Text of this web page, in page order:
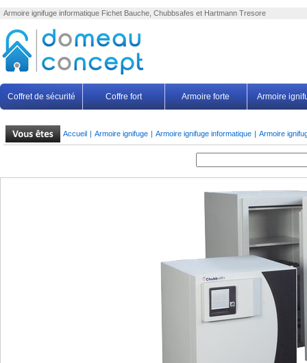
Armoire ignifuge informatique Fichet Bauche, Chubbsafes et Hartmann Tresore
Coffret de sécurité Coffre fort Armoire forte Armoire
Accueil | Armoire ignifuge | Armoire ignifuge informatique | Armoire